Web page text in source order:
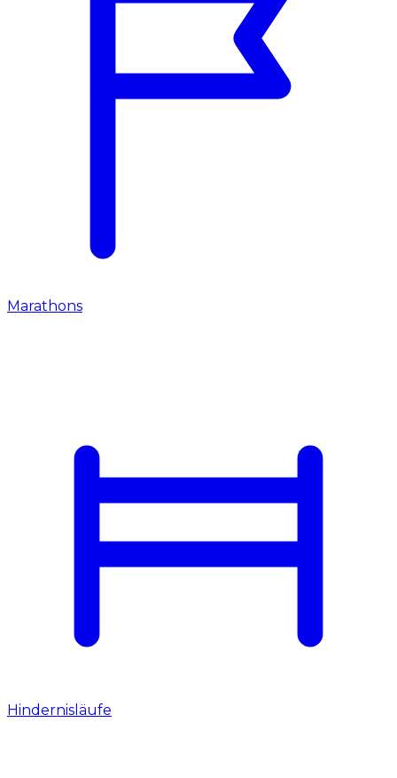
Marathons
Hindernisläufe